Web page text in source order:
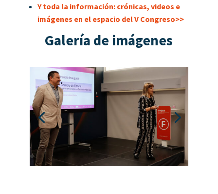
Y toda la información: crónicas, videos e
imágenes en el espacio del V Congreso>>
Galería de imágenes